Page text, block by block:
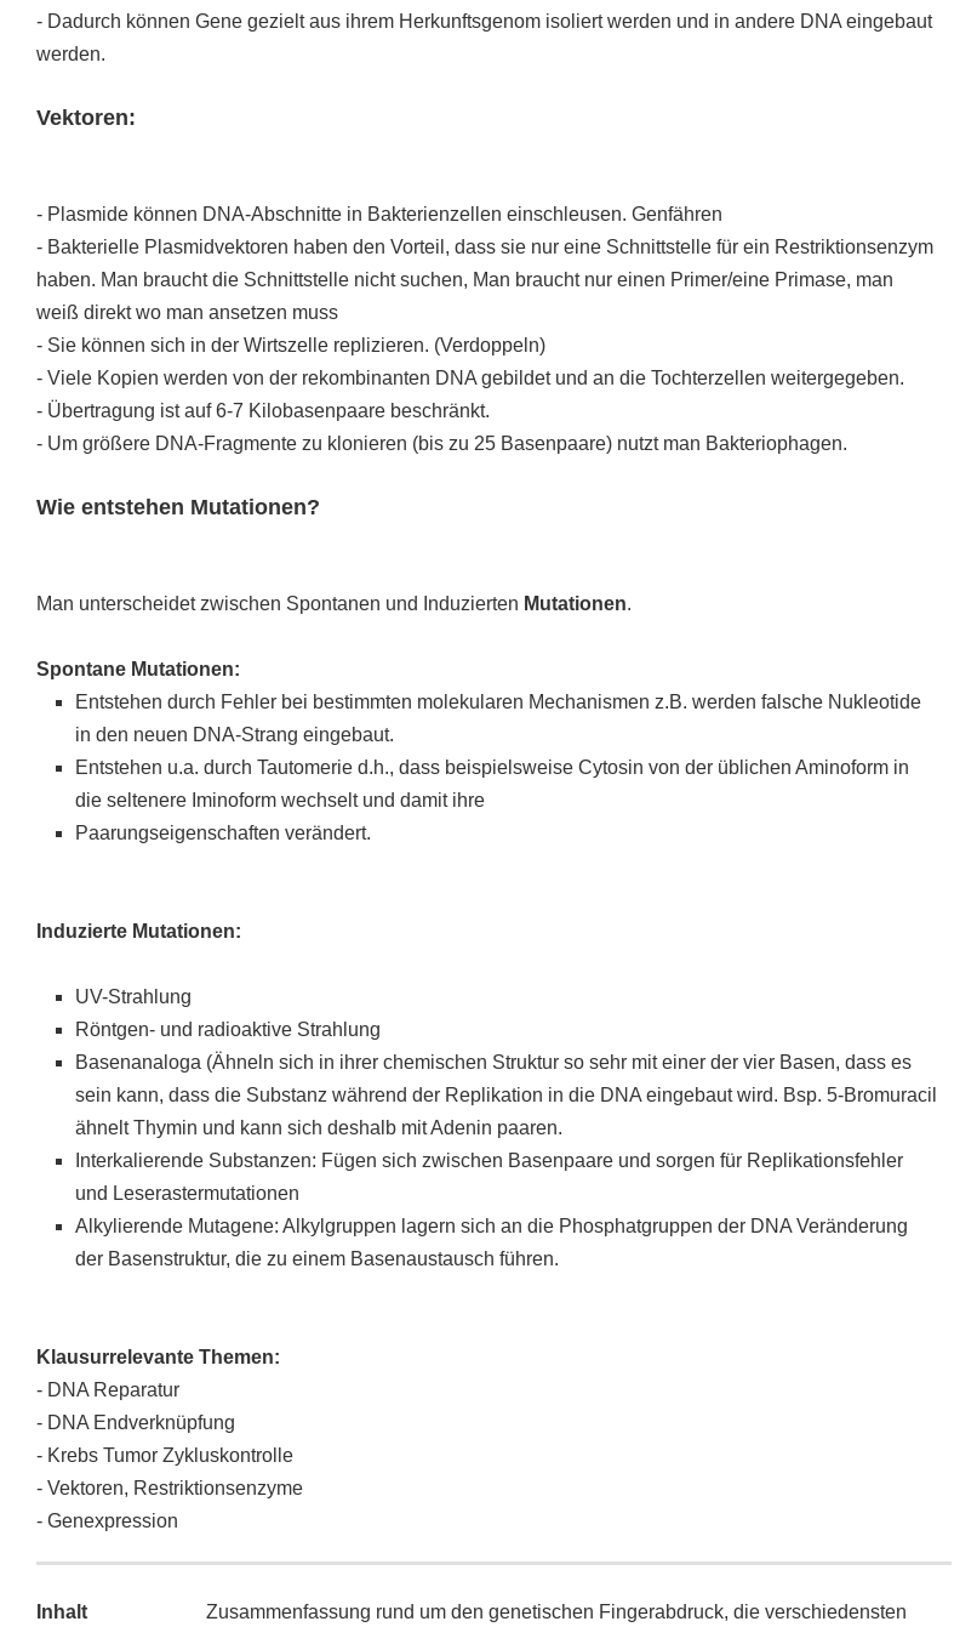
- Dadurch können Gene gezielt aus ihrem Herkunftsgenom isoliert werden und in andere DNA eingebaut
werden.
Vektoren:
- Plasmide können DNA-Abschnitte in Bakterienzellen einschleusen. Genfähren
- Bakterielle Plasmidvektoren haben den Vorteil, dass sie nur eine Schnittstelle für ein Restriktionsenzym
haben. Man braucht die Schnittstelle nicht suchen, Man braucht nur einen Primer/eine Primase, man
weiß direkt wo man ansetzen muss
- Sie können sich in der Wirtszelle replizieren. (Verdoppeln)
- Viele Kopien werden von der rekombinanten DNA gebildet und an die Tochterzellen weitergegeben.
- Übertragung ist auf 6-7 Kilobasenpaare beschränkt.
- Um größere DNA-Fragmente zu klonieren (bis zu 25 Basenpaare) nutzt man Bakteriophagen.
Wie entstehen Mutationen?
Man unterscheidet zwischen Spontanen und Induzierten Mutationen.
Spontane Mutationen:
Entstehen durch Fehler bei bestimmten molekularen Mechanismen z.B. werden falsche Nukleotide
in den neuen DNA-Strang eingebaut.
Entstehen u.a. durch Tautomerie d.h., dass beispielsweise Cytosin von der üblichen Aminoform in
die seltenere Iminoform wechselt und damit ihre
Paarungseigenschaften verändert.
Induzierte Mutationen:
UV-Strahlung
Röntgen- und radioaktive Strahlung
Basenanaloga (Ähneln sich in ihrer chemischen Struktur so sehr mit einer der vier Basen, dass es
sein kann, dass die Substanz während der Replikation in die DNA eingebaut wird. Bsp. 5-Bromuracil
ähnelt Thymin und kann sich deshalb mit Adenin paaren.
Interkalierende Substanzen: Fügen sich zwischen Basenpaare und sorgen für Replikationsfehler
und Leserastermutationen
Alkylierende Mutagene: Alkylgruppen lagern sich an die Phosphatgruppen der DNA Veränderung
der Basenstruktur, die zu einem Basenaustausch führen.
Klausurrelevante Themen:
- DNA Reparatur
- DNA Endverknüpfung
- Krebs Tumor Zykluskontrolle
- Vektoren, Restriktionsenzyme
- Genexpression
Inhalt Zusammenfassung rund um den genetischen Fingerabdruck, die verschiedensten